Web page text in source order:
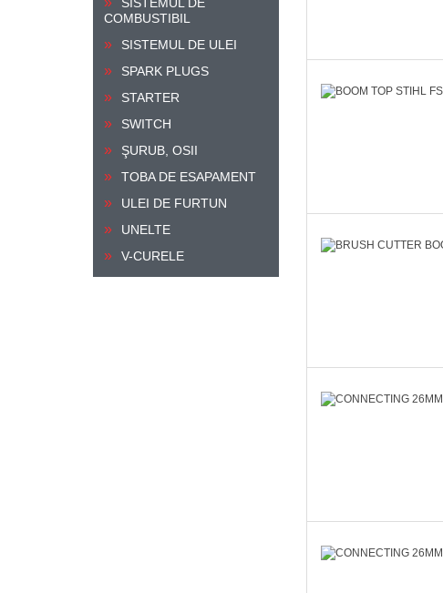
COMBUSTIBIL
SISTEMUL DE ULEI
SPARK PLUGS
STARTER
SWITCH
ŞURUB, OSII
TOBA DE ESAPAMENT
ULEI DE FURTUN
UNELTE
V-CURELE